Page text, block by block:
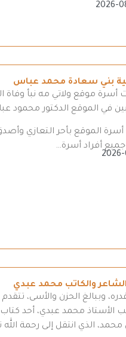
2026-
بني سعادة محمد عباس
أسرة موقع ولاتي مه نبأ وفاة
في الموقع الدكتور محمود
أسرة الموقع بأحر التعازي
أفراد أسرة…
والكاتب محمد عبدي
وببالغ الحزن والأسى،
الأستاذ محمد عبدي، أحد
محمد، الذي انتقل إلى رحمة